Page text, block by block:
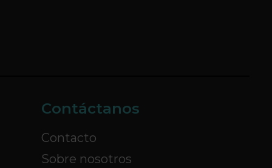
Contáctanos
Contacto
Sobre nosotros